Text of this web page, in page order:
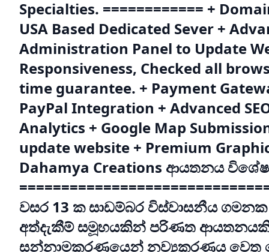
Specialties. ============ +
USA Based Dedicated Sever +
Administration Panel to Update
Responsiveness, Checked all
time guarantee. + Payment
PayPal Integration + Advanced
Analytics + Google Map
update website + Premium
Dahamya Creations ආයතනය
වසර 13 ක සාඩම්බර විස්වාසනීය
අත්දැකීම් සමූහයකින් පරිණත
සන්නාමකරණයෙන් නව්‍යකරණය වෙත